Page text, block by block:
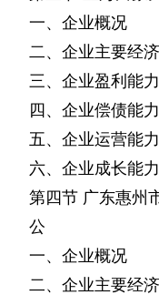
一、企业概况
二、企业主要经
三、企业盈利能
四、企业偿债能
五、企业运营能
六、企业成长能
第四节 广东惠州
公
一、企业概况
二、企业主要经